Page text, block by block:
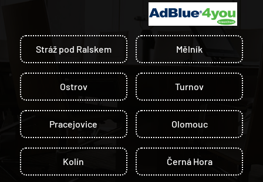
Stráž pod Ralskem Mělník
Ostrov Turnov
Pracejovice Olomouc
Kolín Černá Hora